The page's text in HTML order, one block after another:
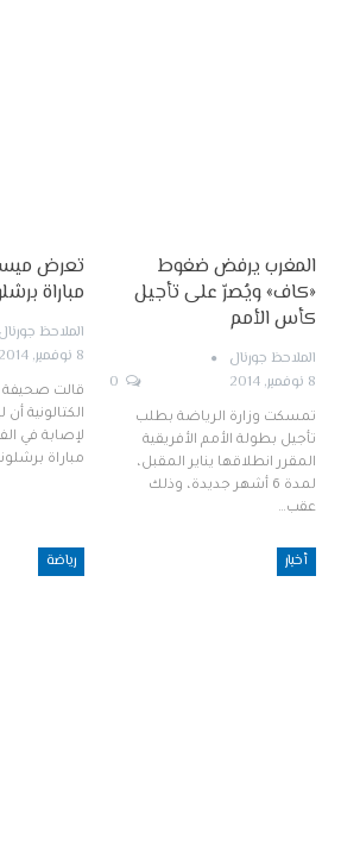
المغرب يرفض ضغوط
«كاف» ويُصرّ على تأجيل
كأس الأمم
الملاحظ جورنال
8 نوفمبر, 2014
تمسكت وزارة الرياضة بطلب
تأجيل بطولة الأمم الأفريقية
المقرر انطلاقها يناير المقبل،
لمدة 6 أشهر جديدة، وذلك
عقب…
تعرض
مباراة
الملاحظ جورنال
8 نوفمبر, 2014
قالت صحيفة
الكتالونية
لإصابة في
مباراة
أخبار رياضة